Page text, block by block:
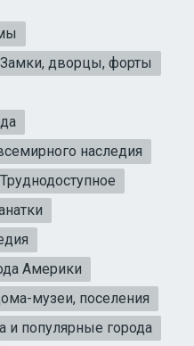
Замки, дворцы, форты
наследия
Труднодоступное
Америки
музеи, поселения
и популярные города